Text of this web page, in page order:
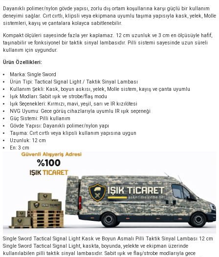
Dayanıklı polimer/nylon gövde yapısı, zorlu dış ortam koşullarına karşı güçlü bir kullanım
deneyimi sağlar. Cırt cırtlı, klipsli veya ekipmana uyumlu taşıma yapısıyla kask, yelek, Molle
sistemleri, kayış ve çantalara kolayca sabitlenebilir.
Kompakt ölçüleri sayesinde fazla yer kaplamaz. 12 cm uzunluk ve 3 cm en ölçüsüyle hafif,
taşınabilir ve fonksiyonel bir taktik sinyal lambasıdır. Pilli sistemi sayesinde uzun süreli
kullanım için uygundur.
Ürün Özellikleri:
Marka: Single Sword
Ürün Tipi: Tactical Signal Light / Taktik Sinyal Lambası
Kullanım Şekli: Kask, boyun askısı, yelek, Molle sistem, kayış ve çanta uyumlu
Işık Modları: Sabit ışık ve strobe/flaş modu
Işık Seçenekleri: Kırmızı, mavi, yeşil, sarı ve IR kızılötesi
NVG Uyumu: Gece görüş cihazlarıyla uyumlu IR ışık seçeneği
Güç Sistemi: Pilli kullanım
Gövde Yapısı: Dayanıklı polimer/nylon yapı
Taşıma: Cırt cırtlı veya klipsli kullanım yapısına uygun
Uzunluk: 12 cm
En: 3 cm
Single Sword Tactical Signal Light Kask ve Boyun Asmalı Pilli Taktik Sinyal Lambası 12 cm
Single Sword Tactical Signal Light, kaskta, boyunda, yelekte ve ekipman üzerinde
kullanılabilen pilli taktik sinyal lambasıdır. Sabit ışık ve flaş/strobe modlarıyla gece